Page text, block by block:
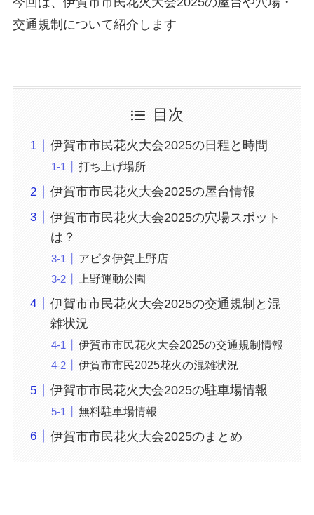
交通規制について紹介します
目次
伊賀市市民花火大会2025の日程と時間
打ち上げ場所
伊賀市市民花火大会2025の屋台情報
伊賀市市民花火大会2025の穴場スポット
は？
アピタ伊賀上野店
上野運動公園
伊賀市市民花火大会2025の交通規制と混
雑状況
伊賀市市民花火大会2025の交通規制情報
伊賀市市民2025花火の混雑状況
伊賀市市民花火大会2025の駐車場情報
無料駐車場情報
伊賀市市民花火大会2025のまとめ